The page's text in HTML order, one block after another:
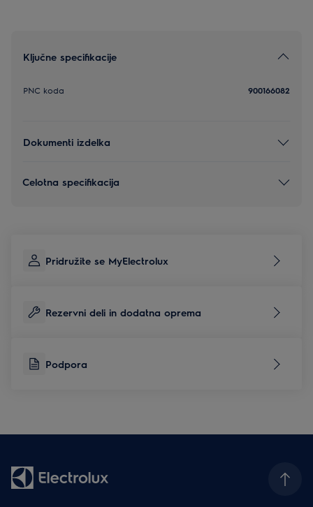
Ključne specifikacije
PNC koda 900166082
Dokumenti izdelka
Celotna specifikacija
Pridružite se MyElectrolux
Rezervni deli in dodatna oprema
Podpora